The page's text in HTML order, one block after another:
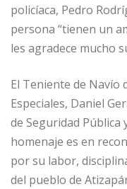
policíaca, Pedro
persona “tienen un
les agradece mucho
El Teniente de Navío
Especiales, Daniel
de Seguridad Pública
homenaje es en
por su labor,
del pueblo de